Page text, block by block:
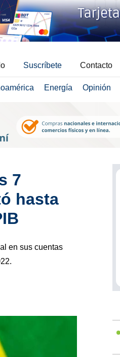
Suscríbete Contacto
Energía Opinión
7
hasta
en sus cuentas